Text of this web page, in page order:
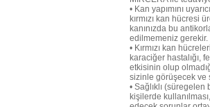
• Kan yapımını
kırmızı kan hücresi
kanınızda bu
edilmemeniz gerekir.
• Kırmızı kan
karaciğer hastalığı,
etkisinin olup
sizinle görüşecek ve
• Sağlıklı (süregelen
kişilerde